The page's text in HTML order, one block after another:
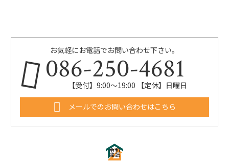
お気軽にお電話でお問い合わせ下さい。
086-250-4681
【受付】9:00〜19:00 【定休】日曜日
メールでのお問い合わせはこちら